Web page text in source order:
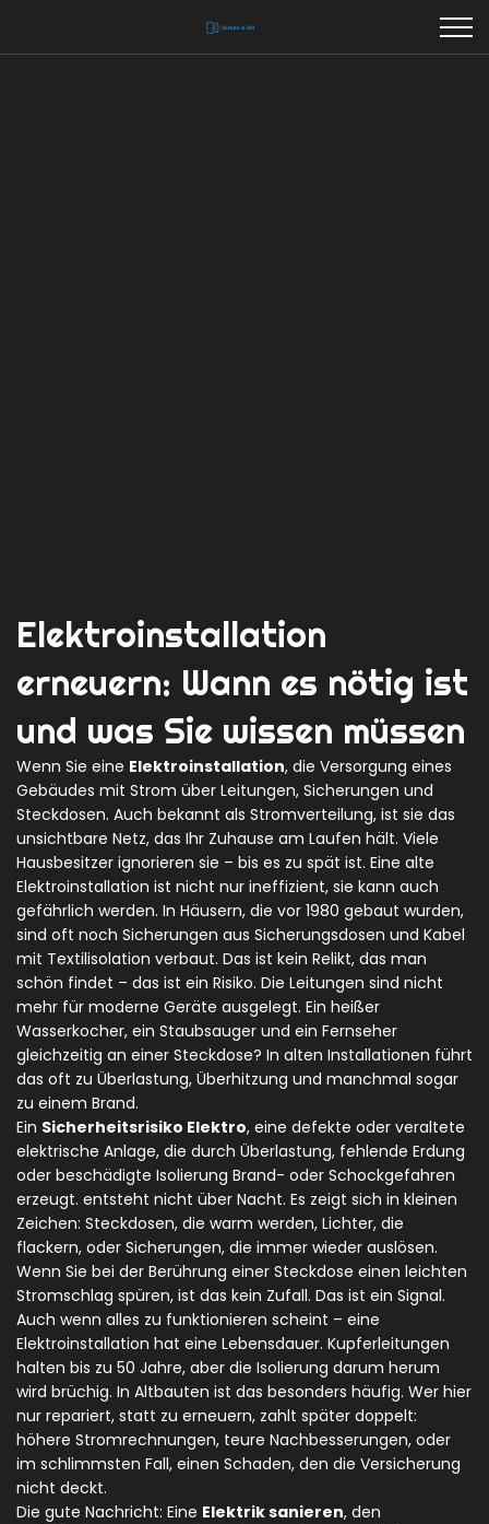
Elektroinstallation
erneuern: Wann es nötig ist
und was Sie wissen müssen
Wenn Sie eine Elektroinstallation, die Versorgung eines
Gebäudes mit Strom über Leitungen, Sicherungen und
Steckdosen. Auch bekannt als Stromverteilung, ist sie das
unsichtbare Netz, das Ihr Zuhause am Laufen hält. Viele
Hausbesitzer ignorieren sie – bis es zu spät ist. Eine alte
Elektroinstallation ist nicht nur ineffizient, sie kann auch
gefährlich werden. In Häusern, die vor 1980 gebaut wurden,
sind oft noch Sicherungen aus Sicherungsdosen und Kabel
mit Textilisolation verbaut. Das ist kein Relikt, das man
schön findet – das ist ein Risiko. Die Leitungen sind nicht
mehr für moderne Geräte ausgelegt. Ein heißer
Wasserkocher, ein Staubsauger und ein Fernseher
gleichzeitig an einer Steckdose? In alten Installationen führt
das oft zu Überlastung, Überhitzung und manchmal sogar
zu einem Brand.
Ein Sicherheitsrisiko Elektro, eine defekte oder veraltete
elektrische Anlage, die durch Überlastung, fehlende Erdung
oder beschädigte Isolierung Brand- oder Schockgefahren
erzeugt. entsteht nicht über Nacht. Es zeigt sich in kleinen
Zeichen: Steckdosen, die warm werden, Lichter, die
flackern, oder Sicherungen, die immer wieder auslösen.
Wenn Sie bei der Berührung einer Steckdose einen leichten
Stromschlag spüren, ist das kein Zufall. Das ist ein Signal.
Auch wenn alles zu funktionieren scheint – eine
Elektroinstallation hat eine Lebensdauer. Kupferleitungen
halten bis zu 50 Jahre, aber die Isolierung darum herum
wird brüchig. In Altbauten ist das besonders häufig. Wer hier
nur repariert, statt zu erneuern, zahlt später doppelt:
höhere Stromrechnungen, teure Nachbesserungen, oder
im schlimmsten Fall, einen Schaden, den die Versicherung
nicht deckt.
Die gute Nachricht: Eine Elektrik sanieren, den